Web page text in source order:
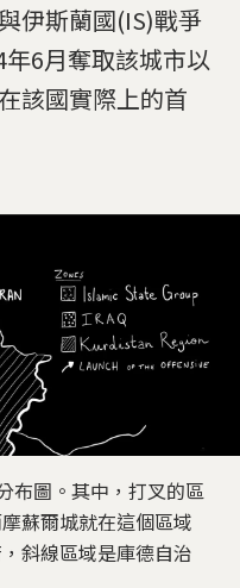
伊斯蘭國(IS)戰爭
6月奪取該城市以
該國實際上的首
布圖。其中，打叉的區
蘇爾城就在這個區域
斜線區域是庫德自治